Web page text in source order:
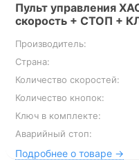
Пульт управления
скорость + СТОП +
Производитель:
Страна:
Количество скоростей:
Количество кнопок:
Ключ в комплекте:
Аварийный стоп:
Подробнее о товаре →